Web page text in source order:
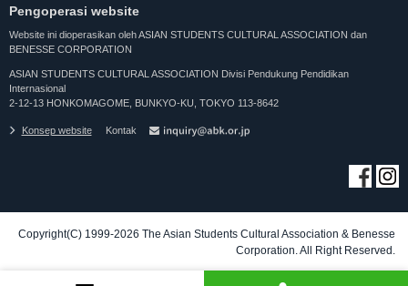
Pengoperasi website
Website ini dioperasikan oleh ASIAN STUDENTS CULTURAL ASSOCIATION dan
BENESSE CORPORATION
ASIAN STUDENTS CULTURAL ASSOCIATION Divisi Pendukung Pendidikan
Internasional
2-12-13 HONKOMAGOME, BUNKYO-KU, TOKYO 113-8642
Konsep website Kontak
Copyright(C) 1999-2026 The Asian Students Cultural Association & Benesse
Corporation. All Right Reserved.